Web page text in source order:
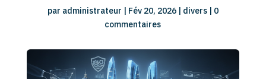
par administrateur | Fév 20, 2026| divers| 0
commentaires